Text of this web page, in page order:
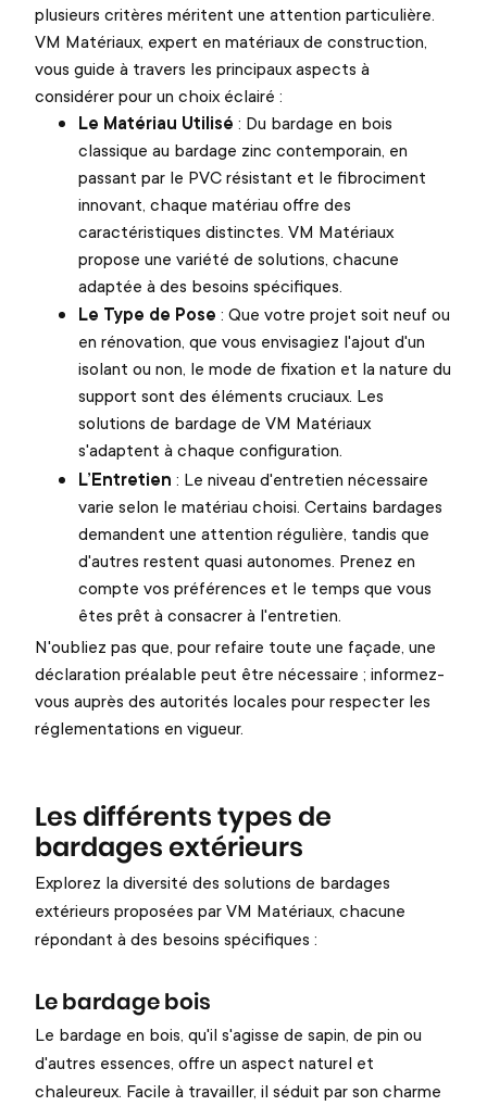
plusieurs critères méritent une attention particulière.
VM Matériaux, expert en matériaux de construction,
vous guide à travers les principaux aspects à
considérer pour un choix éclairé :
Le Matériau Utilisé : Du bardage en bois
classique au bardage zinc contemporain, en
passant par le PVC résistant et le fibrociment
innovant, chaque matériau offre des
caractéristiques distinctes. VM Matériaux
propose une variété de solutions, chacune
adaptée à des besoins spécifiques.
Le Type de Pose : Que votre projet soit neuf ou
en rénovation, que vous envisagiez l'ajout d'un
isolant ou non, le mode de fixation et la nature du
support sont des éléments cruciaux. Les
solutions de bardage de VM Matériaux
s'adaptent à chaque configuration.
L’Entretien : Le niveau d'entretien nécessaire
varie selon le matériau choisi. Certains bardages
demandent une attention régulière, tandis que
d'autres restent quasi autonomes. Prenez en
compte vos préférences et le temps que vous
êtes prêt à consacrer à l'entretien.
N'oubliez pas que, pour refaire toute une façade, une
déclaration préalable peut être nécessaire ; informez-
vous auprès des autorités locales pour respecter les
réglementations en vigueur.
Les différents types de
bardages extérieurs
Explorez la diversité des solutions de bardages
extérieurs proposées par VM Matériaux, chacune
répondant à des besoins spécifiques :
Le bardage bois
Le bardage en bois, qu'il s'agisse de sapin, de pin ou
d'autres essences, offre un aspect naturel et
chaleureux. Facile à travailler, il séduit par son charme